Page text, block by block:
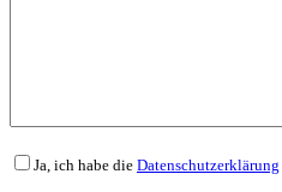
Ja, ich habe die Datenschutzerklärung